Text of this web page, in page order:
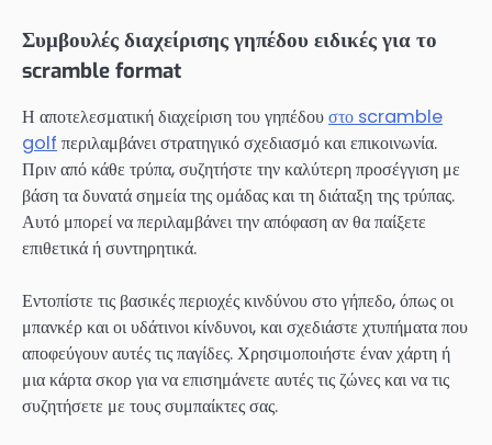
Συμβουλές διαχείρισης γηπέδου ειδικές για το
scramble format
Η αποτελεσματική διαχείριση του γηπέδουστο scramble
golf περιλαμβάνει στρατηγικό σχεδιασμό και επικοινωνία.
Πριν από κάθε τρύπα, συζητήστε την καλύτερη προσέγγιση με
βάση τα δυνατά σημεία της ομάδας και τη διάταξη της τρύπας.
Αυτό μπορεί να περιλαμβάνει την απόφαση αν θα παίξετε
επιθετικά ή συντηρητικά.
Εντοπίστε τις βασικές περιοχές κινδύνου στο γήπεδο, όπως οι
μπανκέρ και οι υδάτινοι κίνδυνοι, και σχεδιάστε χτυπήματα που
αποφεύγουν αυτές τις παγίδες. Χρησιμοποιήστε έναν χάρτη ή
μια κάρτα σκορ για να επισημάνετε αυτές τις ζώνες και να τις
συζητήσετε με τους συμπαίκτες σας.